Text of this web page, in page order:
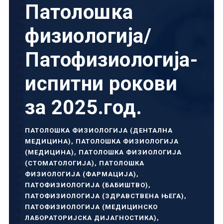
Патолошка
физиологија/
Патофизиологија-
испитни рокови
за 2025.год.
ПАТОЛОШКА ФИЗИОЛОГИЈА (ДЕНТАЛНА
МЕДИЦИНА) , ПАТОЛОШКА ФИЗИОЛОГИЈА
(МЕДИЦИНА) , ПАТОЛОШКА ФИЗИОЛОГИЈА
(СТОМАТОЛОГИЈА) , ПАТОЛОШКА
ФИЗИОЛОГИЈА (ФАРМАЦИЈА) ,
ПАТОФИЗИОЛОГИЈА (БАБИШТВО) ,
ПАТОФИЗИОЛОГИЈА (ЗДРАВСТВЕНА ЊЕГА) ,
ПАТОФИЗИОЛОГИЈА (МЕДИЦИНСКО
ЛАБОРАТОРИЈСКА ДИЈАГНОСТИКА) ,